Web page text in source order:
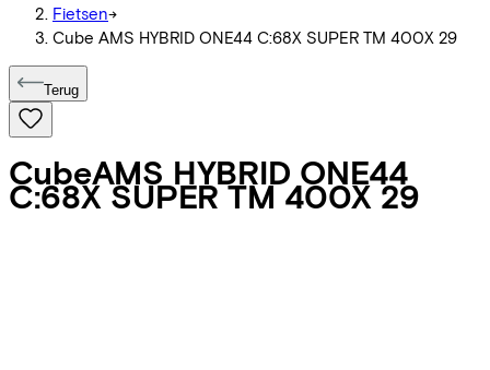
Fietsen->
Cube AMS HYBRID ONE44 C:68X SUPER TM 400X 29
Terug
CubeAMS HYBRID ONE44
C:68X SUPER TM 400X 29